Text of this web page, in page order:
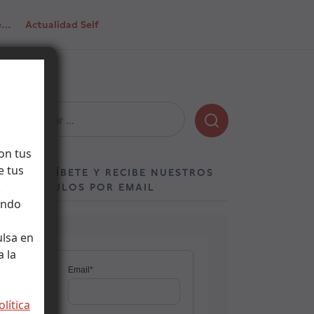
tus
tus
en
la
Actualidad Self
SUSCRÍBETE Y RECIBE NUESTROS
ARTÍCULOS POR EMAIL